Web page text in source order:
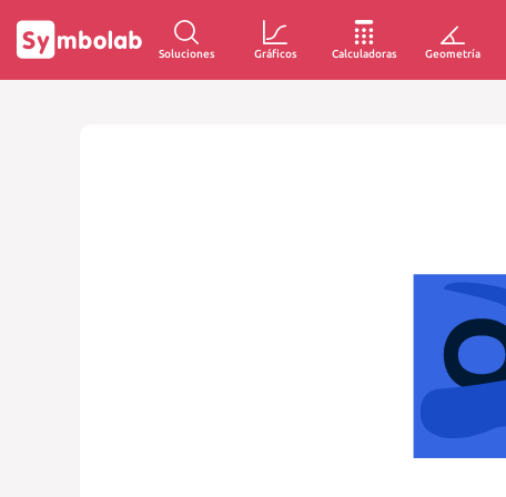
Soluciones Gráficos Calculadoras Geometría